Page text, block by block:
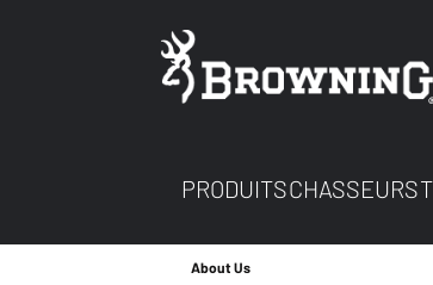
PRODUITSCHASSEURS
About Us